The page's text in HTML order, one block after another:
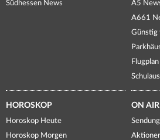
Südhessen News
A5
A661
Günstig
HOROSKOP
Horoskop Heute
Horoskop Morgen
ON AIR